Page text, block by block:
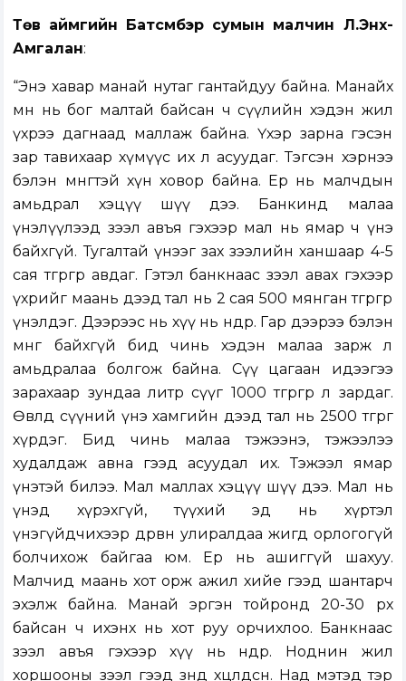
Төв аймгийн Батсүмбэр сумын малчин Л.Энх-
Амгалан:
“Энэ хавар манай нутаг гантайдуу байна. Манайх
өмнө нь бог малтай байсан ч сүүлийн хэдэн жил
үхрээ дагнаад маллаж байна. Үхэр зарна гэсэн
зар тавихаар хүмүүс их л асуудаг. Тэгсэн хэрнээ
бэлэн мөнгөтэй хүн ховор байна. Ер нь малчдын
амьдрал хэцүү шүү дээ. Банкинд малаа
үнэлүүлээд зээл авъя гэхээр мал нь ямар ч үнэ
байхгүй. Тугалтай үнээг зах зээлийн ханшаар 4-5
сая төгрөгөөр авдаг. Гэтэл банкнаас зээл авах гэхээр
үхрийг маань дээд тал нь 2 сая 500 мянган төгрөгөөр
үнэлдэг. Дээрээс нь хүү нь өндөр. Гар дээрээ бэлэн
мөнгө байхгүй бид чинь хэдэн малаа зарж л
амьдралаа болгож байна. Сүү цагаан идээгээ
зарахаар зундаа литр сүүг 1000 төгрөгөөр л зардаг.
Өвөлдөө сүүний үнэ хамгийн дээд тал нь 2500 төгрөг
хүрдэг. Бид чинь малаа тэжээнэ, тэжээлээ
худалдаж авна гээд асуудал их. Тэжээл ямар
үнэтэй билээ. Мал маллах хэцүү шүү дээ. Мал нь
үнэд хүрэхгүй, түүхий эд нь хүртэл
үнэгүйдчихээр дөрвөн улиралдаа жигд орлогогүй
болчихож байгаа юм. Ер нь ашиггүй шахуу.
Малчид маань хот орж ажил хийе гээд шантарч
эхэлж байна. Манай эргэн тойронд 20-30 өрх
байсан ч ихэнх нь хот руу орчихлоо. Банкнаас
зээл авъя гэхээр хүү нь өндөр. Ноднин жил
хоршооны зээл гээд зөндөө хөөцөлдсөн. Над мэтэд тэр